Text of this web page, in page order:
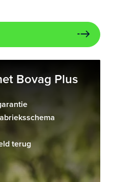
Bovag Plus
terug